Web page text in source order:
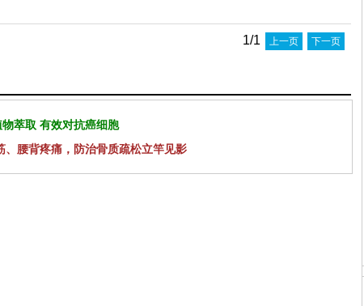
1/1 上一页 下一页
萃取 有效对抗癌细胞
腰背疼痛，防治骨质疏松立竿见影